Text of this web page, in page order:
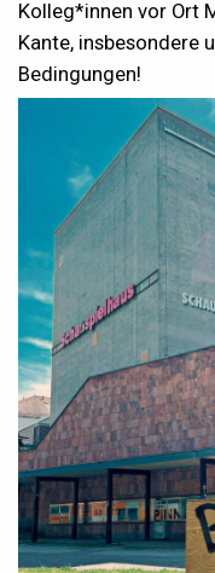
Kolleg*innen vor Ort
Kante, insbesondere
Bedingungen!